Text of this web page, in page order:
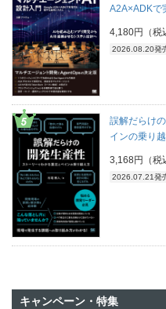
A2A×ADKで
4,180円（税
2026.08.20発
誤解だらけ
インの乗り
3,168円（税
2026.07.21発
キャンペーン・特集